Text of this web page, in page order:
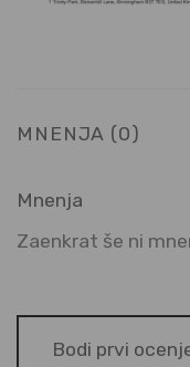
MNENJA (0)
Mnenja
Zaenkrat še ni
Bodi prvi